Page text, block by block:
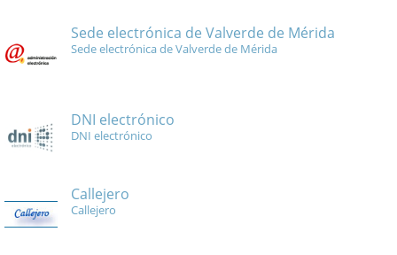
Sede electrónica de Valverde de Mérida
Sede electrónica de Valverde de Mérida
DNI electrónico
DNI electrónico
Callejero
Callejero